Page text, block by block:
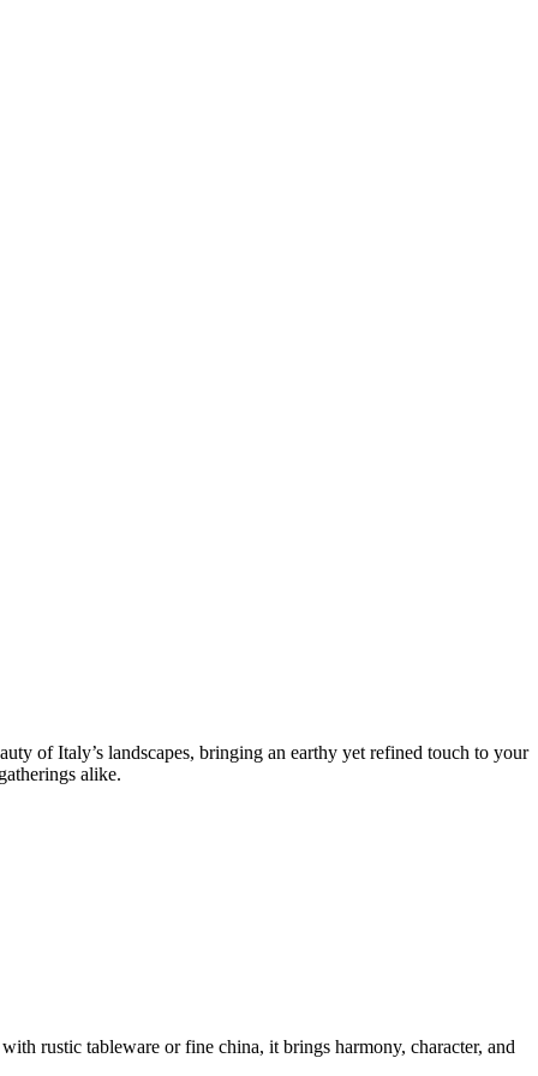
of Italy’s landscapes, bringing an earthy yet refined touch to your
alike.
rustic tableware or fine china, it brings harmony, character, and